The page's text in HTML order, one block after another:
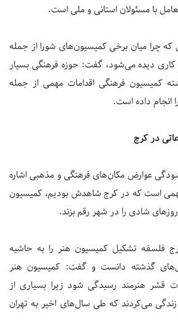
با مسئولان استانی و ملی است.
چرا میان برخی کمیسیون‌های شورا از جمله
دیده می‌شود، گفت: حوزه فرهنگی بسیار
کمیسیون فرهنگی اقدامات مهمی از جمله
انجام داده است.
در کرج
عوارض مکان‌های فرهنگی و مذهبی اشاره
است که در کرج شاهدش بودیم، کمیسیون
شادی را در شهر رقم بزند.
فلسفه تشکیل کمیسیون هنر را به حاشیه
گذشته دانست و گفت: کمیسیون هنر
قشر هنرمند رسیدگی شود زیرا بسیاری از
زندگی می‌کردند که طی سال‌های اخیر به تهران